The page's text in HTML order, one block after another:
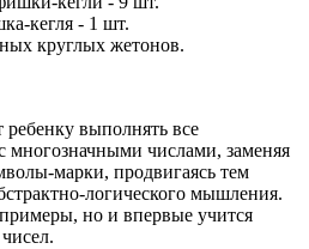
кегля - 1 шт.
круглых жетонов.
выполнять все
многозначными числами, заменяя
марки, продвигаясь тем
логического мышления.
но и впервые учится